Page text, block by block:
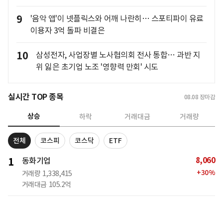
9
'음악 앱'이 넷플릭스와 어깨 나란히… 스포티파이 유료
이용자 3억 돌파 비결은
10
삼성전자, 사업장별 노사협의회 전사 통합… 과반 지
위 잃은 초기업 노조 '영향력 만회' 시도
실시간 TOP 종목 08.08 장마감
상승 하락 거래대금 거래량
전체 코스피 코스닥 ETF
1 동화기업
거래량 1,338,415
거래대금 105.2억
8,060
+30%